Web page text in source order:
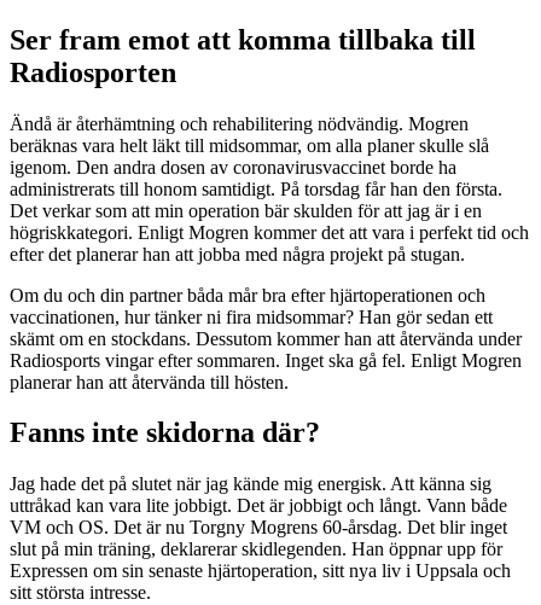
Ser fram emot att komma tillbaka till
Radiosporten
Ändå är återhämtning och rehabilitering nödvändig. Mogren
beräknas vara helt läkt till midsommar, om alla planer skulle slå
igenom. Den andra dosen av coronavirusvaccinet borde ha
administrerats till honom samtidigt. På torsdag får han den första.
Det verkar som att min operation bär skulden för att jag är i en
högriskkategori. Enligt Mogren kommer det att vara i perfekt tid och
efter det planerar han att jobba med några projekt på stugan.
Om du och din partner båda mår bra efter hjärtoperationen och
vaccinationen, hur tänker ni fira midsommar? Han gör sedan ett
skämt om en stockdans. Dessutom kommer han att återvända under
Radiosports vingar efter sommaren. Inget ska gå fel. Enligt Mogren
planerar han att återvända till hösten.
Fanns inte skidorna där?
Jag hade det på slutet när jag kände mig energisk. Att känna sig
uttråkad kan vara lite jobbigt. Det är jobbigt och långt. Vann både
VM och OS. Det är nu Torgny Mogrens 60-årsdag. Det blir inget
slut på min träning, deklarerar skidlegenden. Han öppnar upp för
Expressen om sin senaste hjärtoperation, sitt nya liv i Uppsala och
sitt största intresse.